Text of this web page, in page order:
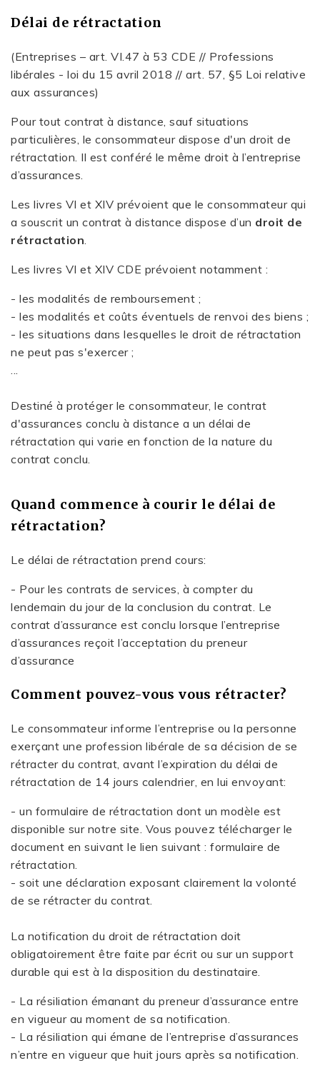
Délai de rétractation
(Entreprises – art. VI.47 à 53 CDE // Professions
libérales - loi du 15 avril 2018 // art. 57, §5 Loi relative
aux assurances)
Pour tout contrat à distance, sauf situations
particulières, le consommateur dispose d'un droit de
rétractation. Il est conféré le même droit à l’entreprise
d’assurances.
Les livres VI et XIV prévoient que le consommateur qui
a souscrit un contrat à distance dispose d’un droit de
rétractation.
Les livres VI et XIV CDE prévoient notamment :
- les modalités de remboursement ;
- les modalités et coûts éventuels de renvoi des biens ;
- les situations dans lesquelles le droit de rétractation
ne peut pas s'exercer ;
...
Destiné à protéger le consommateur, le contrat
d'assurances conclu à distance a un délai de
rétractation qui varie en fonction de la nature du
contrat conclu.
Quand commence à courir le délai de
rétractation?
Le délai de rétractation prend cours:
- Pour les contrats de services, à compter du
lendemain du jour de la conclusion du contrat. Le
contrat d’assurance est conclu lorsque l’entreprise
d’assurances reçoit l’acceptation du preneur
d’assurance
Comment pouvez-vous vous rétracter?
Le consommateur informe l’entreprise ou la personne
exerçant une profession libérale de sa décision de se
rétracter du contrat, avant l’expiration du délai de
rétractation de 14 jours calendrier, en lui envoyant:
- un formulaire de rétractation dont un modèle est
disponible sur notre site. Vous pouvez télécharger le
document en suivant le lien suivant : formulaire de
rétractation.
- soit une déclaration exposant clairement la volonté
de se rétracter du contrat.
La notification du droit de rétractation doit
obligatoirement être faite par écrit ou sur un support
durable qui est à la disposition du destinataire.
- La résiliation émanant du preneur d’assurance entre
en vigueur au moment de sa notification.
- La résiliation qui émane de l’entreprise d’assurances
n’entre en vigueur que huit jours après sa notification.